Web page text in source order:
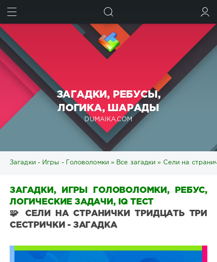
ЗАГАДКИ, РЕБУСЫ,
ЛОГИКА, ШАРАДЫ
DUMAIKA.COM
Загадки - Игры - Головоломки » Все загадки » Сели на
ЗАГАДКИ, ИГРЫ ГОЛОВОЛОМКИ, РЕБУС,
ЛОГИЧЕСКИЕ ЗАДАЧИ, IQ ТЕСТ
🧩 СЕЛИ НА СТРАНИЧКИ ТРИДЦАТЬ ТРИ
СЕСТРИЧКИ - ЗАГАДКА